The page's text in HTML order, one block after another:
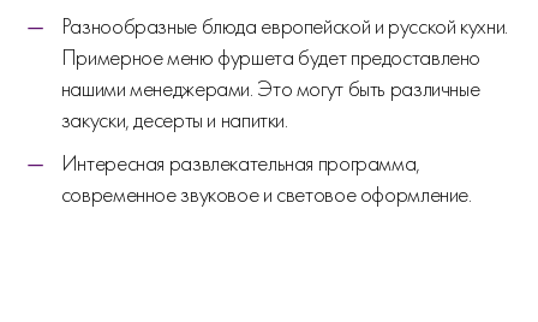
Разнообразные блюда европейской и русской кухни.
Примерное меню фуршета будет предоставлено
нашими менеджерами. Это могут быть различные
закуски, десерты и напитки.
Интересная развлекательная программа,
современное звуковое и световое оформление.